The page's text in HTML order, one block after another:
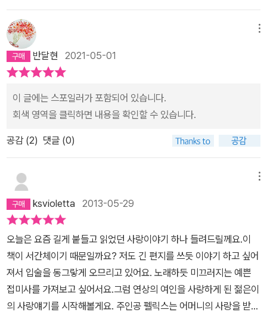
습니다. 가망 없는 사랑도 행복입니다.” (103p)”이런 내용들이다. 이
런 과잉된 감정과 언어들 때문에 그가 전하려는 고통과 괴로움이 보
이지 않는다. 그리고 발자크에게 실망할 뻔 했다. 반전은 에필로그처
럼 붙어있는 나탈리의 답장이다. 통속적으로 읽혔던 장황한 문장들과
생각이 발자크가 아닌 펠릭스의 것이 되면서, 발자크의 메시지가 선
명해진다. “당신의 이야기를 주의 깊게 읽어보니 …… 당신은 모르소
프 부인의 미덕들을 자랑함으로써 레이디 더들리를 상당히 성가시게
게 하신 것 같군요. 게다가 당신의 마음에 들었다는 장점밖에 없는, 저
라는 가엾은 여인을 배려하지 않으셨습니다. 제가 앙리에트처럼, 또
는 아라벨처럼 당신을 사랑하지 않는다는 말을 간접적으로 하신 셈이
죠.(382~387p)”나탈리는 펠릭스가 상대방을 대상화하고 있음을
비판하고 있다. 글쎄……과연 발자크가 펠릭스와 같은 사랑을 하지 않
는가에 대해 묻는다면 잘 모르겠다. 아니, 부정적이다. 작가는 삶에서
넘을 수 없는 한계를 글 안에서 넘는다. 그래서 글을 쓰는 것이 아닐
까? “사람이 노출 본능 때문에 글을 쓴다는 말은 거짓이다. 더 정확
하게는 위장이다. 사람은 왜곡하기 위해서 글을 쓴다. 현실이 행복해
죽겠는 사람은 한 줄의 글을 쓰고 싶은 충동도 느끼지 않는다. 오직 불
행을 자각하고 있는 사람만이 글을 쓰고 싶은 충동에 사로잡힌다. 그
의 빠른 사랑 패턴으로 보면 완전히 은근히 끊어 오르다 못해 애간장
이 타는 듯한 연애의 행보를 보는 듯한 내용이다. 어린 시절의 불우했
던 트라우마처럼 다져진 펠릭스의 외로움은 모성애를 느끼듯 모르소
프 부인으로 인해 두 사람 간의 공통분모였던 고독과 외로움이란 동
반자가 함께 있음으로 해서 그들의 사랑은 찬란했지만 사회적인 분위
기는 이들을 호락호락 이해하지 않는다. 남편의 폭언과 조울증 섞인
행동과 말들로 인한 상처, 펠릭스와는 같은 듯 다른 듯한 친정 엄마의
을 감추고 살아야만 했던 당시의 주변의 인식들, 추락의 날개 직전까
지 갔다가 지위와 부를 회복하고 이루면서 막대한 재산을 거머쥐게
된 경위들은 당시 역사적인 흐름과 함께 사회적인 계급층들의 몰락과
부의 상승의 이면을 보인 장면이다. 그런 반면 사회적으로 인식되던
여인들이 갖추어야 할 소양이랄지, 내적인 욕망이 있다 하더라도 이
를 표면에 드러내서는 안 된다는 정숙을 요하는 흐름은 마지막 모르
소프 부인이 보인 글들을 통해 펠릭스로 하여금 그동안 자신이 알던
모르소프 부인의 또 다른 면을 보게 된 부분이지, 아니면 미처 몰랐던
내면의 진실을 보게 된 장면인지를 생각해보게 한다. 저자는 소설을
통해 등장하는 여러 인물들의 다양한 성격의 패턴과 펠릭스라는 인물
이 사랑이란 이름으로 느낀 순수한 연정을 통해 알듯 모를 듯, 어느
반달현 2021-05-01
이 글에는 스포일러가 포함되어 있습니다.
회색 영역을 클릭하면 내용을 확인할 수 있습니다.
공감 (2) 댓글 (0)
ksvioletta 2013-05-29
오늘은 요즘 길게 붙들고 읽었던 사랑이야기 하나 들려드릴께요.이
책이 서간체이기 때문일까요? 저도 긴 편지를 쓰듯 이야기 하고 싶어
져서 입술을 동그랗게 오므리고 있어요. 노래하듯 미끄러지는 예쁜
접미사를 가져보고 싶어서요.그럼 연상의 여인을 사랑하게 된 젊은이
의 사랑얘기를 시작해볼게요. 주인공 펠릭스는 어머니의 사랑을 받지